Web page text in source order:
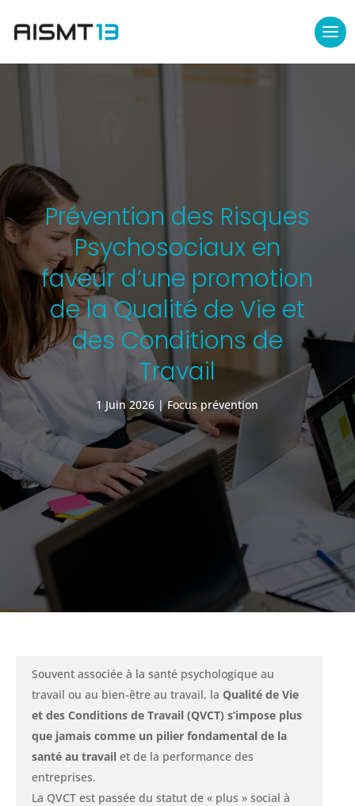
Prévention des Risques
Psychosociaux en
faveur d’une promotion
de la Qualité de Vie et
des Conditions de
Travail
1 Juin 2026 Focus prévention
Souvent associée à la santé psychologique au
travail ou au bien-être au travail, la Qualité de Vie
et des Conditions de Travail (QVCT) s’impose plus
que jamais comme un pilier fondamental de la
santé au travail et de la performance des
entreprises.
La QVCT est passée du statut de « plus » social à